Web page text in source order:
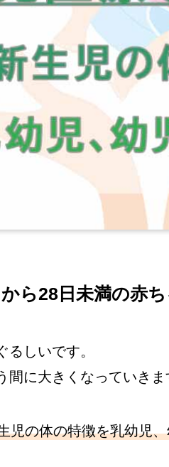
ら28日未満の赤
しいです。
間に大きくなっていきま
児の体の特徴を乳幼児